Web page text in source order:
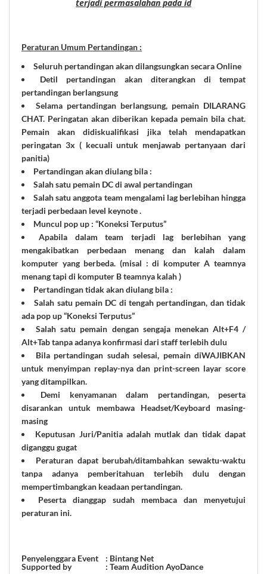
terjadi permasalahan pada id
Peraturan Umum Pertandingan :
Seluruh pertandingan akan dilangsungkan secara Online
Detil pertandingan akan diterangkan di tempat
pertandingan berlangsung
Selama pertandingan berlangsung, pemain DILARANG
CHAT. Peringatan akan diberikan kepada pemain bila chat.
Pemain akan didiskualifikasi jika telah mendapatkan
peringatan 3x ( kecuali untuk menjawab pertanyaan dari
panitia)
Pertandingan akan diulang bila :
Salah satu pemain DC di awal pertandingan
Salah satu anggota team mengalami lag berlebihan hingga
terjadi perbedaan level keynote .
Muncul pop up : “Koneksi Terputus”
Apabila dalam team terjadi lag berlebihan yang
mengakibatkan perbedaan menang dan kalah dalam
komputer yang berbeda. (misal : di komputer A teamnya
menang tapi di komputer B teamnya kalah )
Pertandingan tidak akan diulang bila :
Salah satu pemain DC di tengah pertandingan, dan tidak
ada pop up “Koneksi Terputus”
Salah satu pemain dengan sengaja menekan Alt+F4 /
Alt+Tab tanpa adanya konfirmasi dari staff terlebih dulu
Bila pertandingan sudah selesai, pemain diWAJIBKAN
untuk menyimpan replay-nya dan print-screen layar score
yang ditampilkan.
Demi kenyamanan dalam pertandingan, peserta
disarankan untuk membawa Headset/Keyboard masing-
masing
Keputusan Juri/Panitia adalah mutlak dan tidak dapat
diganggu gugat
Peraturan dapat berubah/ditambahkan sewaktu-waktu
tanpa adanya pemberitahuan terlebih dulu dengan
mempertimbangkan keadaan pertandingan.
Peserta dianggap sudah membaca dan menyetujui
peraturan ini.
Penyelenggara Event : Bintang Net
Supported by : Team Audition AyoDance